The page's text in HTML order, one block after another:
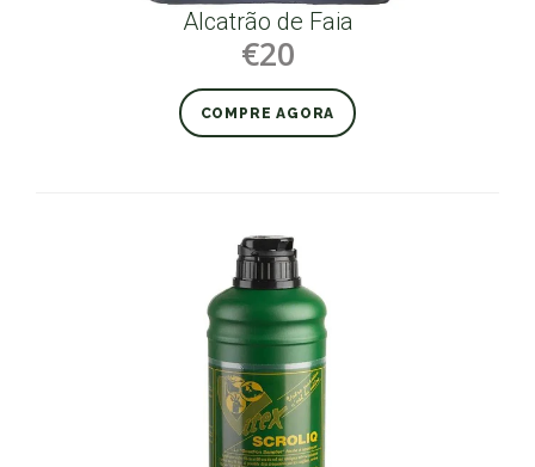
Alcatrão de Faia
€20
COMPRE AGORA